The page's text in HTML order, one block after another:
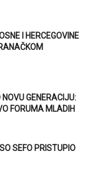
I HERCEGOVINE
GENERACIJU:
FORUMA MLADIH
SEFO PRISTUPIO